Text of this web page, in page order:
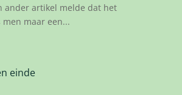
ander artikel melde dat het
maar een...
einde